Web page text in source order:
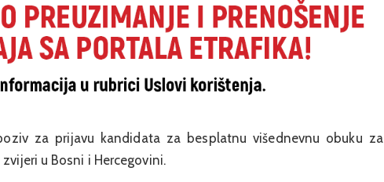
za prijavu kandidata za besplatnu višednevnu obuku za
u Bosni i Hercegovini.